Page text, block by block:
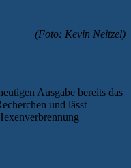
(Foto: Kevin Neitzel)
Ausgabe bereits das
und lässt